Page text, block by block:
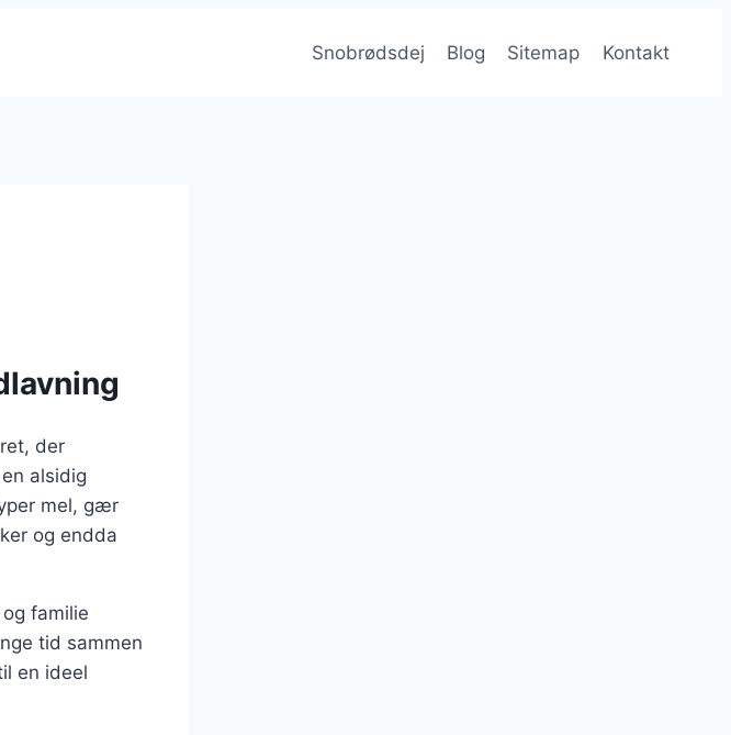
Snobrødsdej Blog Sitemap Kontakt
der
alsidig
mel, gær
og endda
familie
tid sammen
en ideel